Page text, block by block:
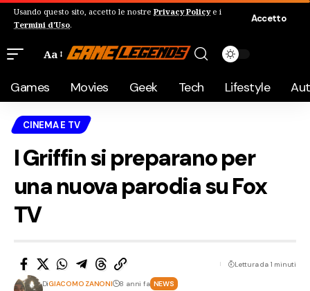
Usando questo sito, accetto le nostre Privacy Policye i
Termini d'Uso.
Accetto
Aa
Games Movies Geek Tech Lifestyle
CINEMA E TV
I Griffin si preparano per
una nuova parodia su Fox
TV
DiGIACOMO ZANONI 8 anni fa NEWS
Lettura da 1 minuti